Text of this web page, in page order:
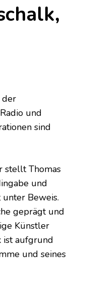
der
und
sind
stellt Thomas
und
Beweis.
geprägt und
Künstler
ist aufgrund
und seines